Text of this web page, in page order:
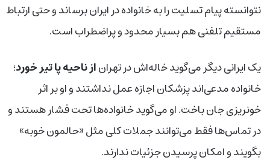
نتوانسته پیام تسلیت را به خانواده در ایران برساند و حتی ارتباط
مستقیم تلفنی هم بسیار محدود و پراضطراب است.
یک ایرانی دیگر می‌گوید خاله‌اش در تهراناز ناحیه پا تیر خورد؛
خانواده مدعی‌اند پزشکان اجازه عمل نداشتند و او بر اثر
خونریزی جان باخت. او می‌گوید خانواده‌ها تحت فشار هستند و
در تماس‌ها فقط می‌توانند جملات کلی مثل «حالمون خوبه»
بگویند و امکان پرسیدن جزئیات ندارند.